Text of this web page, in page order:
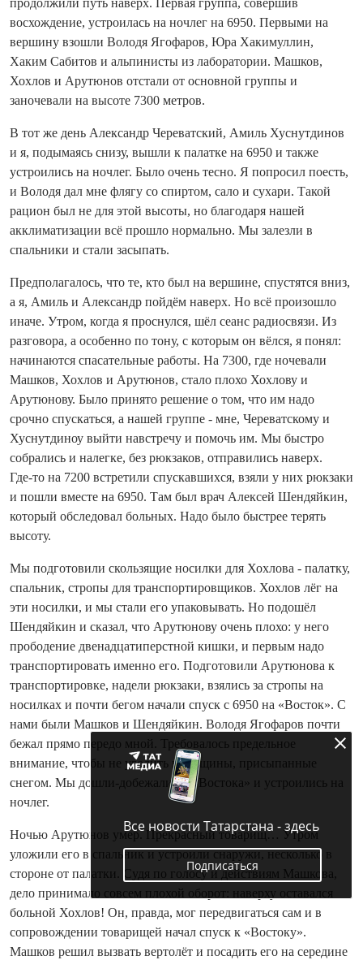
продолжили путь наверх. Первая группа, совершив
восхождение, устроилась на ночлег на 6950. Первыми на
вершину взошли Володя Ягофаров, Юра Хакимуллин,
Хаким Сабитов и альпинисты из лаборатории. Машков,
Хохлов и Арутюнов отстали от основной группы и
заночевали на высоте 7300 метров.
В тот же день Александр Череватский, Амиль Хуснутдинов
и я, подымаясь снизу, вышли к палатке на 6950 и также
устроились на ночлег. Было очень тесно. Я попросил поесть,
и Володя дал мне флягу со спиртом, сало и сухари. Такой
рацион был не для этой высоты, но благодаря нашей
акклиматизации всё прошло нормально. Мы залезли в
спальники и стали засыпать.
Предполагалось, что те, кто был на вершине, спустятся вниз,
а я, Амиль и Александр пойдём наверх. Но всё произошло
иначе. Утром, ко­гда я проснулся, шёл сеанс радиосвязи. Из
разговора, а особенно по тону, с которым он вёлся, я понял:
начинаются спасательные работы. На 7300, где ночевали
Машков, Хохлов и Арутюнов, стало плохо Хохлову и
Арутюнову. Было принято решение о том, что им надо
срочно спускаться, а нашей группе - мне, Череватскому и
Хуснутдиноу вый­ти навстречу и помочь им. Мы быстро
собрались и налегке, без рюкзаков, отправились наверх.
Где‑то на 7200 встретили спускавшихся, взяли у них рюкзаки
и по­шли вместе на 6950. Там был врач Алексей Шендяйкин,
который обследовал больных. Надо было быстрее терять
высоту.
Мы подготовили скользящие носилки для Хохлова - палатку,
спальник, стропы для транспортировщиков. Хохлов лёг на
эти носилки, и мы стали его упаковывать. Но подошёл
Шендяйкин и сказал, что Арутюнову очень плохо: у него
прободение двена­дцатиперстной кишки, и первым надо
транспортировать именно его. Подготовили Арутюнова к
транспортировке, надели рюкзаки, взялись за стропы на
носилках и по­чти бегом начали спуск с 6950 на «Восток». С
нами были Машков и Шендяйкин. Володя Ягофаров по­чти
бежал прямо передо мной. Требовалось предельное
внимание, чтобы не угодить в трещины, присыпанные
снегом. Мы дошли‑добежали до «Востока» и устроились на
ночлег.
Ночью Арутюнов умер. Прекрасный товарищ… Утром
уложили его в спальник и устроили снаружи, несколько в
стороне от палатки. Судя по голосу и действиям Машкова,
дело принимало совсем плохой оборот: наверху оставался
больной Хохлов! Он, правда, мог передвигаться сам и в
сопровождении товарищей начал спуск к «Востоку».
Машков решил вызвать вертолёт и посадить его на середине
Все новости Татарстана - здесь
Подписаться